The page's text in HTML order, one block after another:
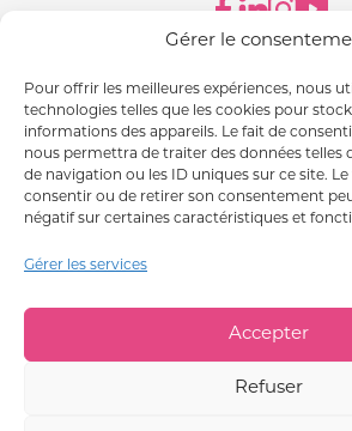
Gérer le
Pour offrir les meilleures expériences, nous
technologies telles que les cookies pour
informations des appareils. Le fait de
nous permettra de traiter des données
de navigation ou les ID uniques sur ce site. Le
consentir ou de retirer son consentement
négatif sur certaines caractéristiques et
Gérer les services
Accepter
Refuser
ESPACE PRESSE
MENTIONS LÉGALES
L’ABUS D’ALCOOL EST DANGEREUX
ALCOHOL ABUSE IS DANGEROUS FOR